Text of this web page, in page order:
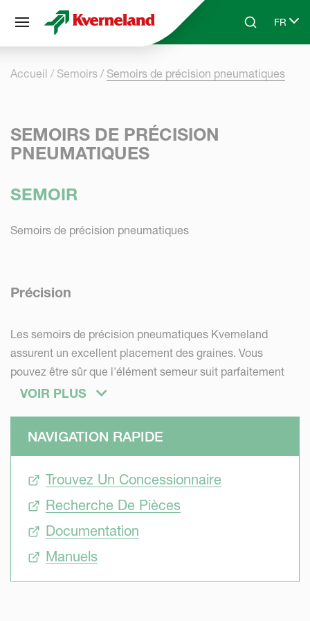
Skip to main contentSearchFR
Select
Accueil Semoirs Semoirs de précision pneumatiques
SEMOIRS DE PRÉCISION
PNEUMATIQUES
SEMOIR
Semoirs de précision pneumatiques
Précision
Les semoirs de précision pneumatiques Kverneland
assurent un excellent placement des graines. Vous
pouvez être sûr que l'élément semeur suit parfaitement
les irrégularités de la parcelle pour maintenir une
Polyvalence
semer dans tous types de conditions : petites ou grandes
graines, semis profond ou superficiel, sur sol travaillé ou
VOIR PLUS
NAVIGATION RAPIDE
Trouvez Un Concessionnaire
Recherche De Pièces
Documentation
Manuels
Panneau de gestion des cookies